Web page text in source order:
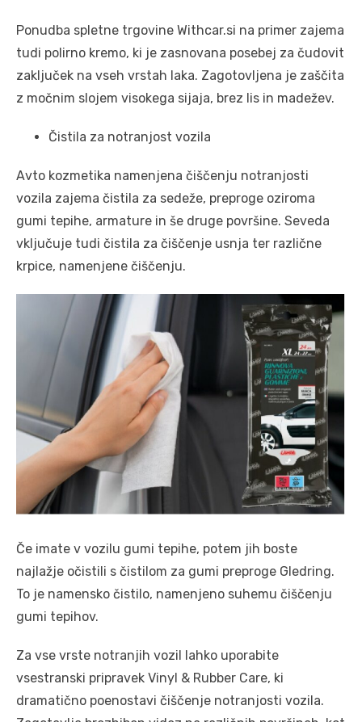
Ponudba spletne trgovine Withcar.si na primer zajema
tudi polirno kremo, ki je zasnovana posebej za čudovit
zaključek na vseh vrstah laka. Zagotovljena je zaščita
z močnim slojem visokega sijaja, brez lis in madežev.
Čistila za notranjost vozila
Avto kozmetika namenjena čiščenju notranjosti
vozila zajema čistila za sedeže, preproge oziroma
gumi tepihe, armature in še druge površine. Seveda
vključuje tudi čistila za čiščenje usnja ter različne
krpice, namenjene čiščenju.
Če imate v vozilu gumi tepihe, potem jih boste
najlažje očistili s čistilom za gumi preproge Gledring.
To je namensko čistilo, namenjeno suhemu čiščenju
gumi tepihov.
Za vse vrste notranjih vozil lahko uporabite
vsestranski pripravek Vinyl & Rubber Care, ki
dramatično poenostavi čiščenje notranjosti vozila.